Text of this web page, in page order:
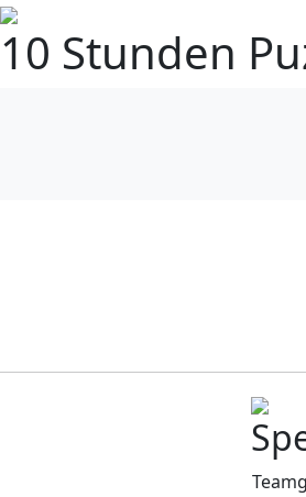
10 Stunden